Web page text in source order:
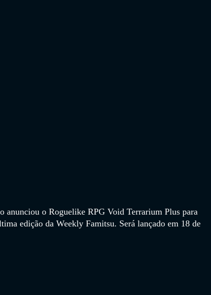
anunciou o Roguelike RPG Void Terrarium Plus para
edição da Weekly Famitsu. Será lançado em 18 de